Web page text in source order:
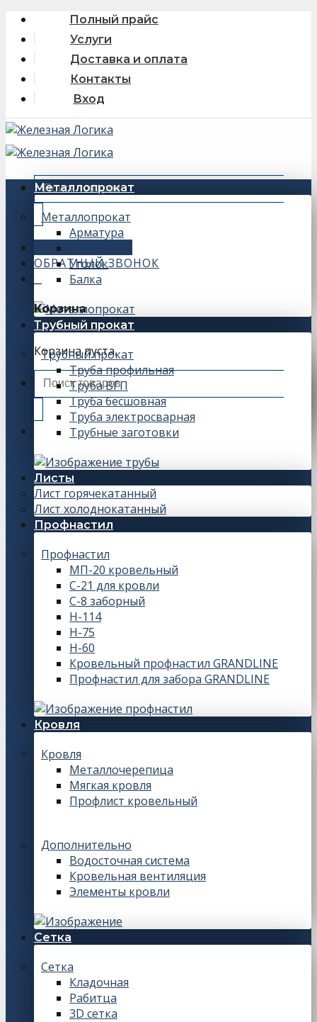
Skip
content
Полный прайс
Услуги
Доставка и оплата
Контакты
Вход
Искать:
+7 (343) 243-56-66
ОБРАТНЫЙ ЗВОНОК
Корзина
Корзина пуста.
Искать:
Металлопрокат
Металлопрокат
Арматура
Уголок
Балка
Трубный прокат
Трубный прокат
Труба профильная
Труба ВГП
Труба бесшовная
Труба электросварная
Трубные заготовки
Листы
Лист горячекатанный
Лист холоднокатанный
Профнастил
Профнастил
МП-20 кровельный
С-21 для кровли
С-8 заборный
Н-114
Н-75
Н-60
Кровельный профнастил GRANDLINE
Профнастил для забора GRANDLINE
Кровля
Кровля
Металлочерепица
Мягкая кровля
Профлист кровельный
Дополнительно
Водосточная система
Кровельная вентиляция
Элементы кровли
Сетка
Сетка
Кладочная
Рабитца
3D сетка